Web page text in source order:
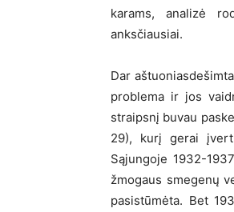
karams, analizė
anksčiausiai.
Dar
problema ir jos
straipsnį buvau
29), kurį gerai
Sąjungoje 1932-
žmogaus smegenų
pasistūmėta. Bet